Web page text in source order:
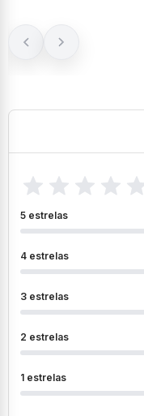
5 estrelas
4 estrelas
3 estrelas
2 estrelas
1 estrelas